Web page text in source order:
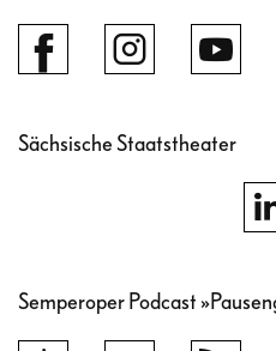
Sächsische Staatstheater
Semperoper Podcast